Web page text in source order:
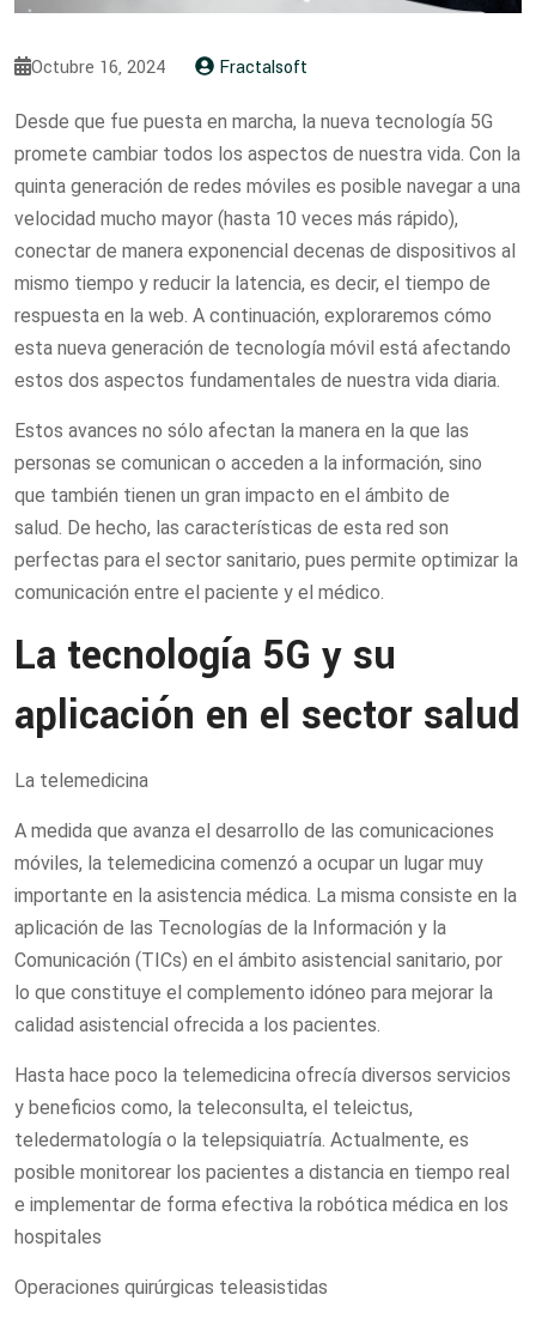
Octubre 16, 2024 Fractalsoft
Desde que fue puesta en marcha, la nueva tecnología 5G
promete cambiar todos los aspectos de nuestra vida. Con la
quinta generación de redes móviles es posible navegar a una
velocidad mucho mayor (hasta 10 veces más rápido),
conectar de manera exponencial decenas de dispositivos al
mismo tiempo y reducir la latencia, es decir, el tiempo de
respuesta en la web. A continuación, exploraremos cómo
esta nueva generación de tecnología móvil está afectando
estos dos aspectos fundamentales de nuestra vida diaria.
Estos avances no sólo afectan la manera en la que las
personas se comunican o acceden a la información, sino
que también tienen un gran impacto en el ámbito de
salud. De hecho, las características de esta red son
perfectas para el sector sanitario, pues permite optimizar la
comunicación entre el paciente y el médico.
La tecnología 5G y su
aplicación en el sector salud
La telemedicina
A medida que avanza el desarrollo de las comunicaciones
móviles, la telemedicina comenzó a ocupar un lugar muy
importante en la asistencia médica. La misma consiste en la
aplicación de las Tecnologías de la Información y la
Comunicación (TICs) en el ámbito asistencial sanitario, por
lo que constituye el complemento idóneo para mejorar la
calidad asistencial ofrecida a los pacientes.
Hasta hace poco la telemedicina ofrecía diversos servicios
y beneficios como, la teleconsulta, el teleictus,
teledermatología o la telepsiquiatría. Actualmente, es
posible monitorear los pacientes a distancia en tiempo real
e implementar de forma efectiva la robótica médica en los
hospitales
Operaciones quirúrgicas teleasistidas